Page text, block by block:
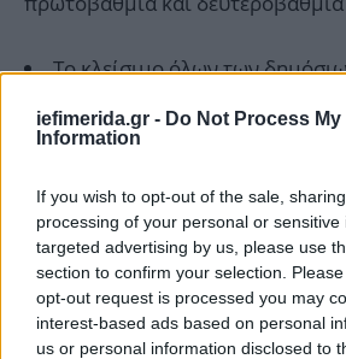
iefimerida.gr - Do Not Process My
Information
If you wish to opt-out of the sale,
processing of your personal or
targeted advertising by us, please use
section to confirm your selection.
opt-out request is processed you may
interest-based ads based on personal
us or personal information disclosed to
Το κλείσιμο όλων των
Το υπουργείο Οικονομικών
απολύτως επιτυχημένη και η
θα εξοικονομήσει αρκετές
εκατομμύρια ευρώ για το
Κλείσιμο των εταιρειών των